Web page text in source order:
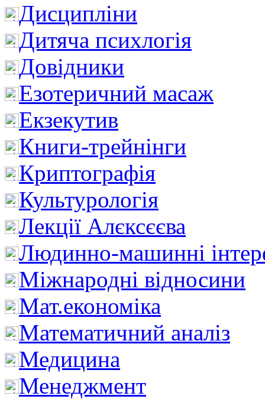
Дисципліни
Дитяча психлогія
Довідники
Езотеричний масаж
Екзекутив
Книги-трейнінги
Криптографія
Культурологія
Лекції Алєксєєва
Людинно-машинні
Міжнародні відносини
Мат.економіка
Математичний аналіз
Медицина
Менеджмент